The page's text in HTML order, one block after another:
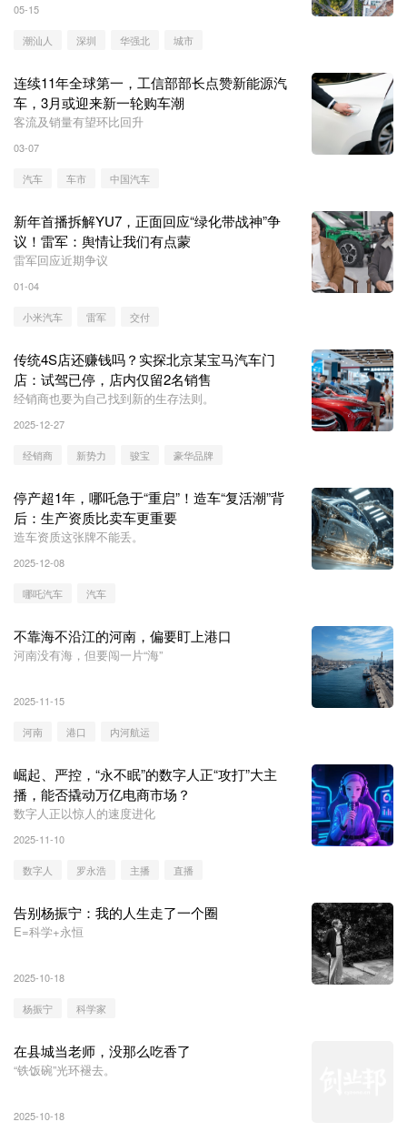
05-15
潮汕人 深圳 华强北 城市
连续11年全球第一，工信部部长点赞新能源汽
车，3月或迎来新一轮购车潮
客流及销量有望环比回升
03-07
汽车 车市 中国汽车
新年首播拆解YU7，正面回应“绿化带战神”争
议！雷军：舆情让我们有点蒙
雷军回应近期争议
01-04
小米汽车 雷军 交付
传统4S店还赚钱吗？实探北京某宝马汽车门
店：试驾已停，店内仅留2名销售
经销商也要为自己找到新的生存法则。
2025-12-27
经销商 新势力 骏宝 豪华品牌
停产超1年，哪吒急于“重启”！造车“复活潮”背
后：生产资质比卖车更重要
造车资质这张牌不能丢。
2025-12-08
哪吒汽车 汽车
不靠海不沿江的河南，偏要盯上港口
河南没有海，但要闯一片“海”
2025-11-15
河南 港口 内河航运
崛起、严控，“永不眠”的数字人正“攻打”大主
播，能否撬动万亿电商市场？
数字人正以惊人的速度进化
2025-11-10
数字人 罗永浩 主播 直播
告别杨振宁：我的人生走了一个圈
E=科学+永恒
2025-10-18
杨振宁 科学家
在县城当老师，没那么吃香了
“铁饭碗”光环褪去。
2025-10-18